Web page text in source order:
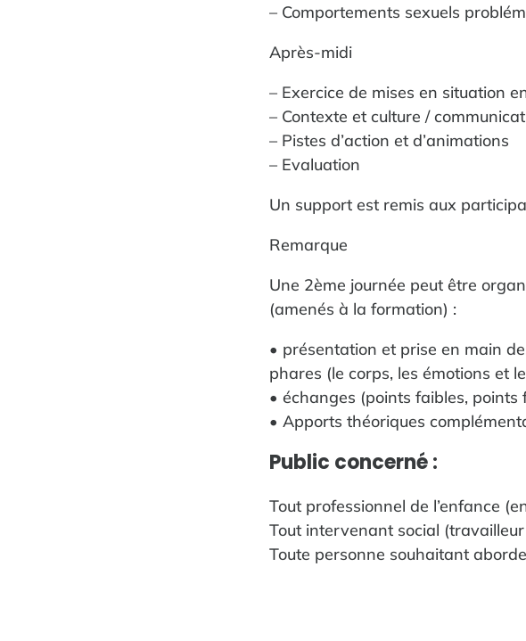
– Comportements sexuels
Après-midi
– Exercice de mises en situation
– Contexte et culture /
– Pistes d’action et d’animations
– Evaluation
Un support est remis aux
Remarque
Une 2ème journée peut être
(amenés à la formation) :
• présentation et prise en main
phares (le corps, les émotions et
• échanges (points faibles, points
• Apports théoriques
Public concerné :
Tout professionnel de l’enfance
Tout intervenant social
Toute personne souhaitant